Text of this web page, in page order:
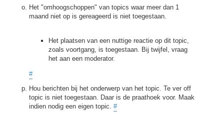
Het "omhoogschoppen" van topics waar meer dan 1
maand niet op is gereageerd is niet toegestaan.
Het plaatsen van een nuttige reactie op dit topic,
zoals voortgang, is toegestaan. Bij twijfel, vraag
het aan een moderator.
#
Hou berichten bij het onderwerp van het topic. Te ver off
topic is niet toegestaan. Daar is de praathoek voor. Maak
indien nodig een eigen topic. #